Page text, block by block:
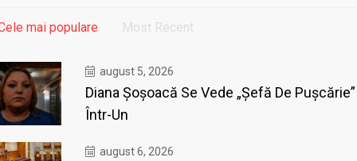
mai populare Most Recent
august 5, 2026
Diana Șoșoacă Se Vede „șefă De Pușcărie”
Într-Un
august 6, 2026